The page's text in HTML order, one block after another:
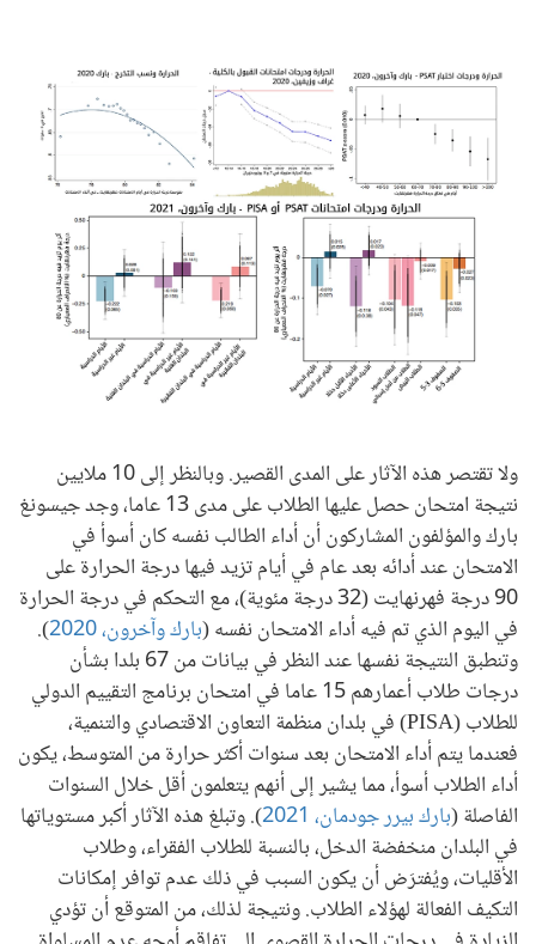
ولا تقتصر هذه الآثار على المدى القصير. وبالنظر إلى 10 ملايين
نتيجة امتحان حصل عليها الطلاب على مدى 13 عاما، وجد جيسونغ
بارك والمؤلفون المشاركون أن أداء الطالب نفسه كان أسوأ في
الامتحان عند أدائه بعد عام في أيام تزيد فيها درجة الحرارة على
90 درجة فهرنهايت (32 درجة مئوية)، مع التحكم في درجة الحرارة
في اليوم الذي تم فيه أداء الامتحان نفسه (بارك وآخرون، 2020
).
وتنطبق النتيجة نفسها عند النظر في بيانات من 67 بلدا بشأن
درجات طلاب أعمارهم 15 عاما في امتحان برنامج التقييم الدولي
للطلاب (PISA) في بلدان منظمة التعاون الاقتصادي والتنمية،
فعندما يتم أداء الامتحان بعد سنوات أكثر حرارة من المتوسط، يكون
أداء الطلاب أسوأ، مما يشير إلى أنهم يتعلمون أقل خلال السنوات
الفاصلة (بارك بيرر جودمان، 2021
). وتبلغ هذه الآثار أكبر مستوياتها
في البلدان منخفضة الدخل، بالنسبة للطلاب الفقراء، وطلاب
الأقليات، ويُفترَض أن يكون السبب في ذلك عدم توافر إمكانات
التكيف الفعالة لهؤلاء الطلاب. ونتيجة لذلك، من المتوقع أن تؤدي